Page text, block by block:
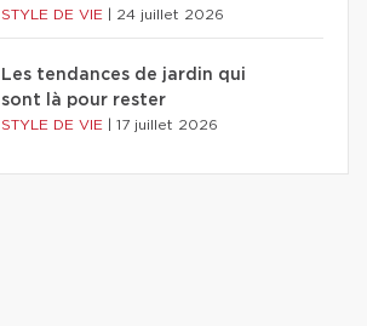
STYLE DE VIE 24 juillet 2026
Les tendances de jardin qui
sont là pour rester
STYLE DE VIE 17 juillet 2026